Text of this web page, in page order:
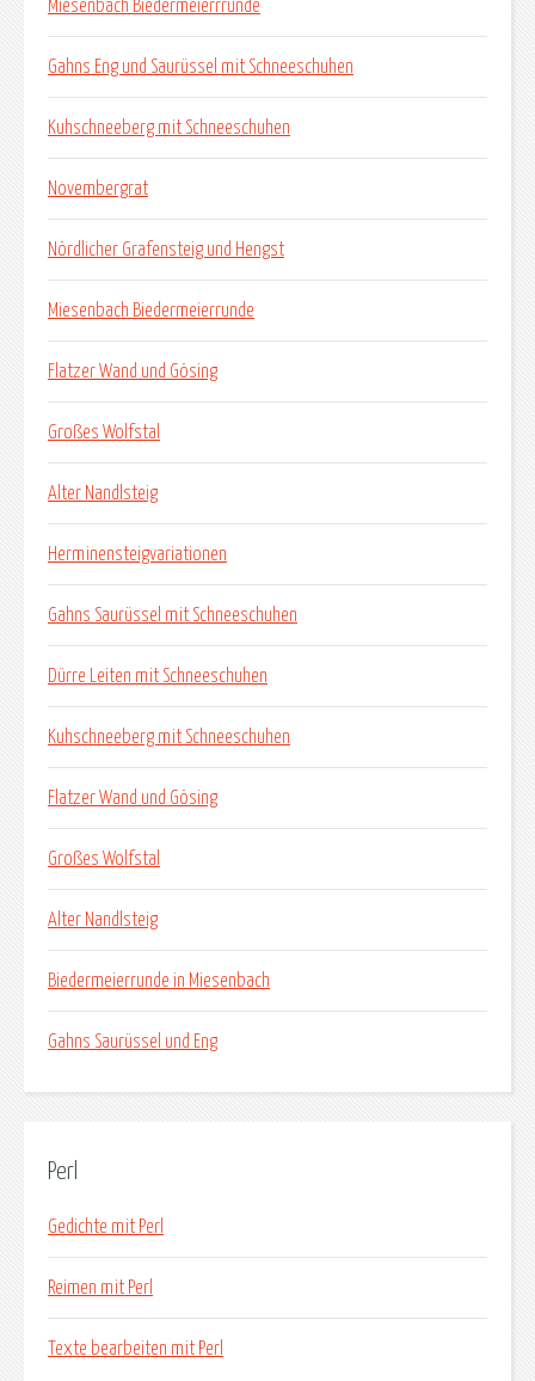
Miesenbach Biedermeierrrunde
Gahns Eng und Saurüssel mit Schneeschuhen
Kuhschneeberg mit Schneeschuhen
Novembergrat
Nördlicher Grafensteig und Hengst
Miesenbach Biedermeierrunde
Flatzer Wand und Gösing
Großes Wolfstal
Alter Nandlsteig
Herminensteigvariationen
Gahns Saurüssel mit Schneeschuhen
Dürre Leiten mit Schneeschuhen
Kuhschneeberg mit Schneeschuhen
Flatzer Wand und Gösing
Großes Wolfstal
Alter Nandlsteig
Biedermeierrunde in Miesenbach
Gahns Saurüssel und Eng
Perl
Gedichte mit Perl
Reimen mit Perl
Texte bearbeiten mit Perl